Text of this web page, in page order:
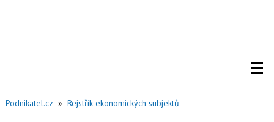
Podnikatel.cz » Rejstřík ekonomických subjektů